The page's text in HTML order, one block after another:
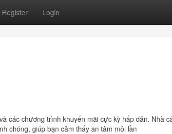
Register Login
các chương trình khuyến mãi cực kỳ hấp dẫn. Nhà
chóng, giúp bạn cảm thấy an tâm mỗi lần